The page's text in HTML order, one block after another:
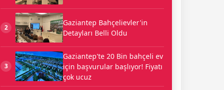
2
Gaziantep Bahçelievler'in
Detayları Belli Oldu
3
Gaziantep'te 20 Bin bahçeli ev
için başvurular başlıyor! Fiyatı
çok ucuz